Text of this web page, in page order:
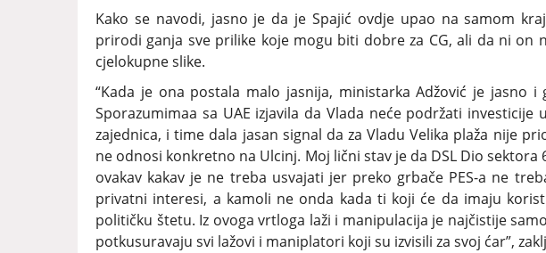
Kako se navodi, jasno je da je Spajić ovdje upao na samom
prirodi ganja sve prilike koje mogu biti dobre za CG, ali da ni on
cjelokupne slike.
“Kada je ona postala malo jasnija, ministarka Adžović je jasno
Sporazumimaa sa UAE izjavila da Vlada neće podržati investicije
zajednica, i time dala jasan signal da za Vladu Velika plaža nije
ne odnosi konkretno na Ulcinj. Moj lični stav je da DSL Dio sektora
ovakav kakav je ne treba usvajati jer preko grbače PES-a ne
privatni interesi, a kamoli ne onda kada ti koji će da imaju
političku štetu. Iz ovoga vrtloga laži i manipulacija je najčistije
potkusuravaju svi lažovi i maniplatori koji su izvisili za svoj ćar”,